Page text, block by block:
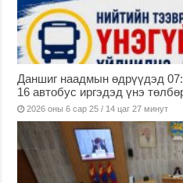
Даншиг наадмын өдрүүдэд
16 автобус иргэдэд үнэ
2026 оны 6 сар 25 / 14 цаг 27 минут